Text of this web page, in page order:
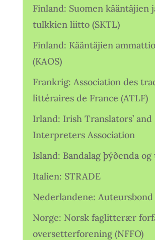
Finland: Suomen kääntäjien
tulkkien liitto (SKTL)
Finland: Kääntäjien
(KAOS)
Frankrig: Association des
littéraires de France (ATLF)
Irland: Irish Translators’ and
Interpreters Association
Island: Bandalag þýðenda
Italien: STRADE
Nederlandene: Auteursbond
Norge: Norsk faglitterær
oversetterforening (NFFO)